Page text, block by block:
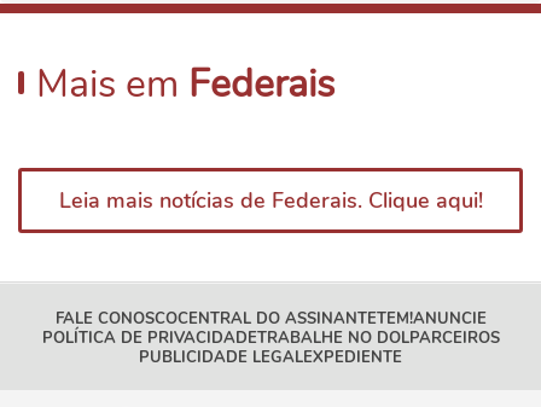
Mais em Federais
Leia mais notícias de Federais. Clique aqui!
FALE CONOSCOCENTRAL DO ASSINANTETEM!ANUNCIE
POLÍTICA DE PRIVACIDADETRABALHE NO DOLPARCEIROS
PUBLICIDADE LEGALEXPEDIENTE